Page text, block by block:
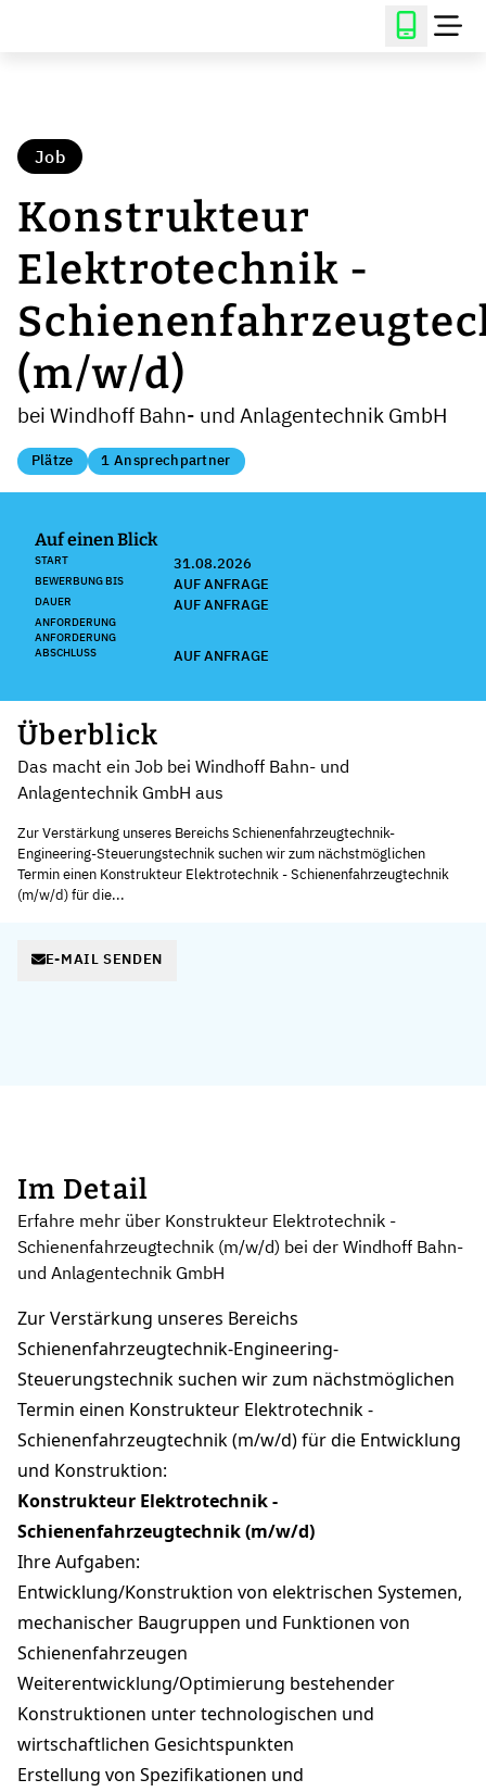
Job
Konstrukteur
Elektrotechnik -
(m/w/d)
bei Windhoff Bahn- und Anlagentechnik GmbH
Plätze 1 Ansprechpartner
Auf einen Blick
START 31.08.2026
BEWERBUNG BIS AUF ANFRAGE
DAUER AUF ANFRAGE
ANFORDERUNG
ANFORDERUNG
ABSCHLUSS
AUF ANFRAGE
Überblick
Das macht ein Job bei Windhoff Bahn- und
Anlagentechnik GmbH aus
Zur Verstärkung unseres Bereichs Schienenfahrzeugtechnik-
Engineering-Steuerungstechnik suchen wir zum nächstmöglichen
Termin einen Konstrukteur Elektrotechnik - Schienenfahrzeugtechnik
(m/w/d) für die...
E-MAIL SENDEN
Im Detail
Erfahre mehr über Konstrukteur Elektrotechnik -
Schienenfahrzeugtechnik (m/w/d) bei der Windhoff Bahn-
und Anlagentechnik GmbH
Zur Verstärkung unseres Bereichs
Schienenfahrzeugtechnik-Engineering-
Steuerungstechnik suchen wir zum nächstmöglichen
Termin einen Konstrukteur Elektrotechnik -
Schienenfahrzeugtechnik (m/w/d) für die Entwicklung
und Konstruktion:
Konstrukteur Elektrotechnik -
Schienenfahrzeugtechnik (m/w/d)
Ihre Aufgaben:
Entwicklung/Konstruktion von elektrischen Systemen,
mechanischer Baugruppen und Funktionen von
Schienenfahrzeugen
Weiterentwicklung/Optimierung bestehender
Konstruktionen unter technologischen und
wirtschaftlichen Gesichtspunkten
Erstellung von Spezifikationen und